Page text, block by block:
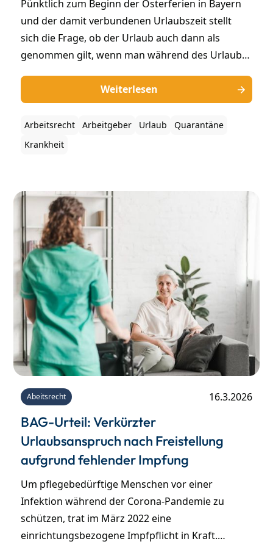
Pünktlich zum Beginn der Osterferien in Bayern
und der damit verbundenen Urlaubszeit stellt
sich die Frage, ob der Urlaub auch dann als
genommen gilt, wenn man während des Urlaubs
Auslandsreise in ein Gebiet mit bestehenden
Infektionskrankheiten. Über diese Frage hat das
BAG in Fortsetzung der Rechtsprechung des
Europäischen Gerichtshofs (EuGH) entschieden.
ging, lässt sich diese Rechtsprechung analog
auch auf andere Quarantäne-Fälle übertragen.
Weiterlesen
Arbeitsrecht Arbeitgeber Urlaub
Quarantäne
Krankheit
Abeitsrecht 16.3.2026
BAG-Urteil: Verkürzter
Urlaubsanspruch nach Freistellung
aufgrund fehlender Impfung
Um pflegebedürftige Menschen vor einer
Infektion während der Corona-Pandemie zu
schützen, trat im März 2022 eine
einrichtungsbezogene Impfpflicht in Kraft.